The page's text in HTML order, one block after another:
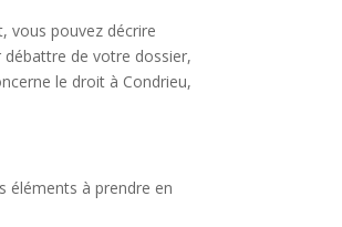
vous pouvez décrire
de votre dossier,
le droit à Condrieu,
éléments à prendre en